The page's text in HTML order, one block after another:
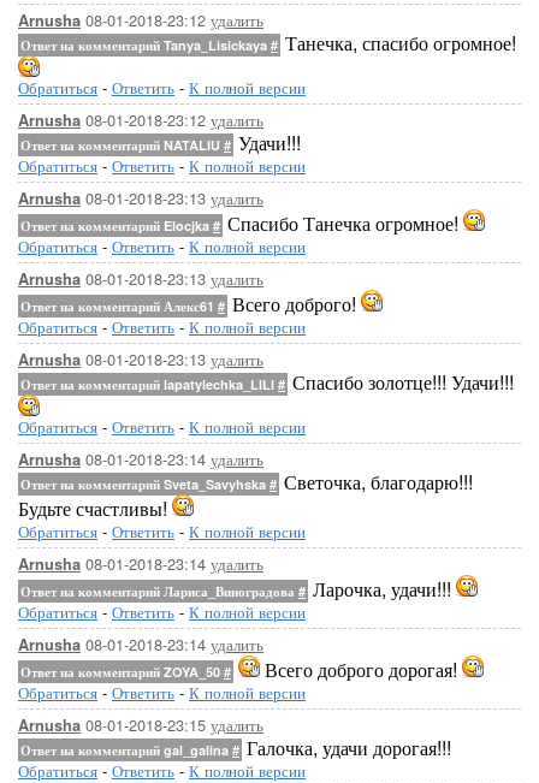
Arnusha 08-01-2018-23:12 удалить
Ответ на комментарий Tanya_Lisickaya # Танечка, спасибо огромное!
Обратиться - Ответить - К полной версии
Arnusha 08-01-2018-23:12 удалить
Ответ на комментарий NATALIU # Удачи!!!
Обратиться - Ответить - К полной версии
Arnusha 08-01-2018-23:13 удалить
Ответ на комментарий Elocjka # Спасибо Танечка огромное!
Обратиться - Ответить - К полной версии
Arnusha 08-01-2018-23:13 удалить
Ответ на комментарий Алекс61 # Всего доброго!
Обратиться - Ответить - К полной версии
Arnusha 08-01-2018-23:13 удалить
Ответ на комментарий lapatylechka_LILI # Спасибо золотце!!! Удачи!!!
Обратиться - Ответить - К полной версии
Arnusha 08-01-2018-23:14 удалить
Ответ на комментарий Sveta_Savyhska # Светочка, благодарю!!!
Будьте счастливы!
Обратиться - Ответить - К полной версии
Arnusha 08-01-2018-23:14 удалить
Ответ на комментарий Лариса_Виноградова # Ларочка, удачи!!!
Обратиться - Ответить - К полной версии
Arnusha 08-01-2018-23:14 удалить
Ответ на комментарий ZOYA_50 # Всего доброго дорогая!
Обратиться - Ответить - К полной версии
Arnusha 08-01-2018-23:15 удалить
Ответ на комментарий gal_galina # Галочка, удачи дорогая!!!
Обратиться - Ответить - К полной версии